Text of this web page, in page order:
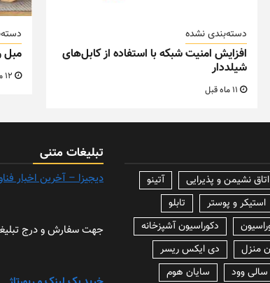
دسته‌بندی نشده
افزایش امنیت شبکه با استفاده از کابل‌های
شیلددار
مبل
آتینو
استیکر و پوستر
تابلو
دکوراسیون آشپزخانه
منزل
دی ایکس ریسر
سالی وود سایان هوم
تبلیغات متنی
دیجیزا – آخرین اخبار
جهت سفارش و درج